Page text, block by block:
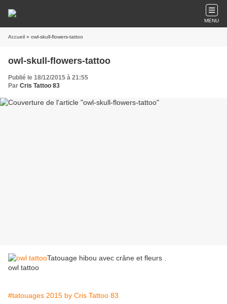
MENU
Accueil » owl-skull-flowers-tattoo
owl-skull-flowers-tattoo
Publié le 18/12/2015 à 21:55
Par Cris Tattoo 83
owl tattoo
Tatouage hibou avec crâne et fleurs .
#tatouages 2015 by Cris Tattoo 83